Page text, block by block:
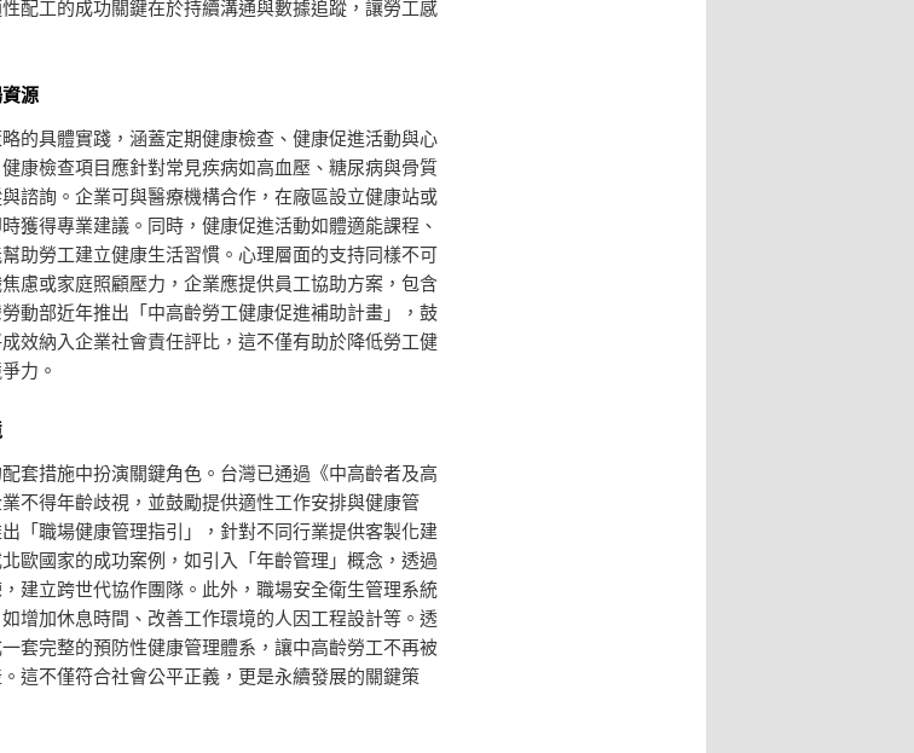
配工的成功關鍵在於持續溝通與數據追蹤，讓勞工感
源
的具體實踐，涵蓋定期健康檢查、健康促進活動與心
康檢查項目應針對常見疾病如高血壓、糖尿病與骨質
諮詢。企業可與醫療機構合作，在廠區設立健康站或
獲得專業建議。同時，健康促進活動如體適能課程、
助勞工建立健康生活習慣。心理層面的支持同樣不可
慮或家庭照顧壓力，企業應提供員工協助方案，包含
動部近年推出「中高齡勞工健康促進補助計畫」，鼓
效納入企業社會責任評比，這不僅有助於降低勞工健
力。
套措施中扮演關鍵角色。台灣已通過《中高齡者及高
不得年齡歧視，並鼓勵提供適性工作安排與健康管
「職場健康管理指引」，針對不同行業提供客製化建
歐國家的成功案例，如引入「年齡管理」概念，透過
建立跨世代協作團隊。此外，職場安全衛生管理系統
增加休息時間、改善工作環境的人因工程設計等。透
套完整的預防性健康管理體系，讓中高齡勞工不再被
這不僅符合社會公平正義，更是永續發展的關鍵策